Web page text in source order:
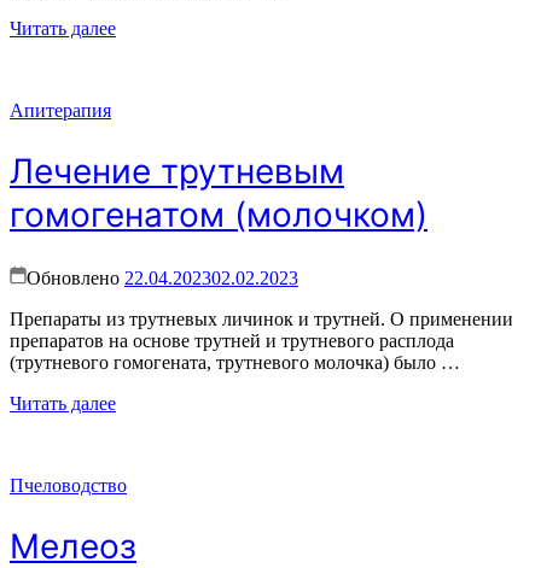
Читать далее
Апитерапия
Лечение трутневым
гомогенатом (молочком)
Обновлено 22.04.202302.02.2023
Препараты из трутневых личинок и трутней. О применении
препаратов на основе трутней и трутневого расплода
(трутневого гомогената, трутневого молочка) было …
Читать далее
Пчеловодство
Мелеоз